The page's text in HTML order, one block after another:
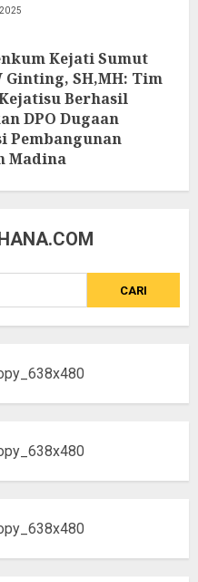
Kejati Sumut
Ginting, SH,MH: Tim
Berhasil
DPO Dugaan
Pembangunan
Madina